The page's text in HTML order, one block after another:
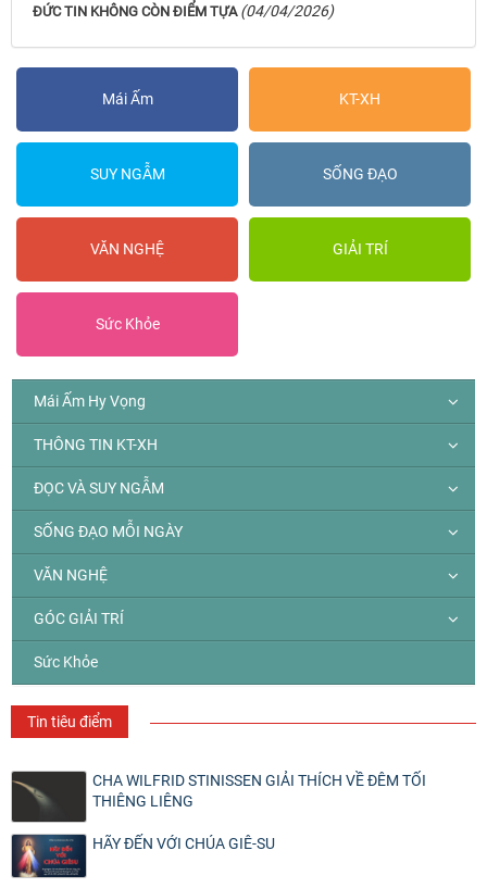
ĐỨC TIN KHÔNG CÒN ĐIỂM TỰA (04/04/2026)
Mái Ấm KT-XH
SUY NGẪM SỐNG ĐẠO
VĂN NGHỆ GIẢI TRÍ
Sức Khỏe
Mái Ấm Hy Vọng
THÔNG TIN KT-XH
ĐỌC VÀ SUY NGẪM
SỐNG ĐẠO MỖI NGÀY
VĂN NGHỆ
GÓC GIẢI TRÍ
Sức Khỏe
Tin tiêu điểm
CHA WILFRID STINISSEN GIẢI THÍCH VỀ ĐÊM TỐI
THIÊNG LIÊNG
HÃY ĐẾN VỚI CHÚA GIÊ-SU